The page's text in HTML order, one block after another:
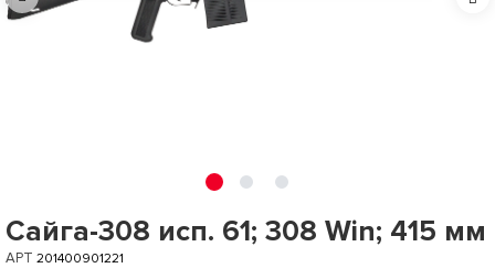
Сайга-308 исп. 61; 308 Win; 415 мм
АРТ 201400901221